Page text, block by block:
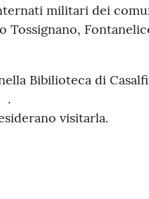
militari dei
Tossignano,
Bibilioteca di
.
visitarla.